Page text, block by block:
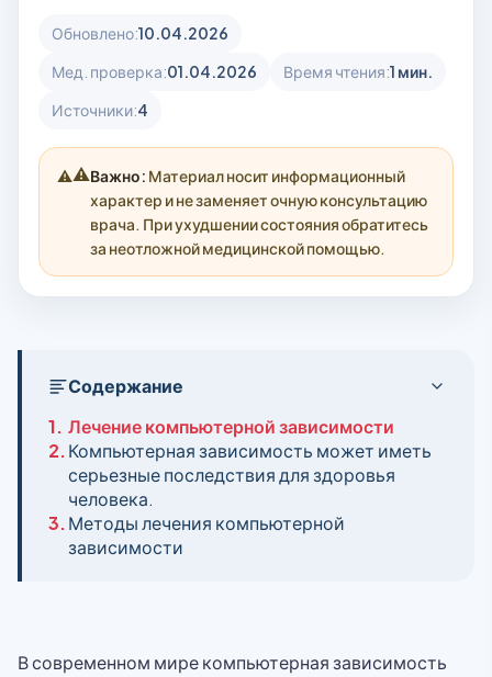
Обновлено:10.04.2026
Мед. проверка:01.04.2026 Время чтения:1 мин.
Источники:4
⚠️Важно: Материал носит информационный
характер и не заменяет очную консультацию
врача. При ухудшении состояния обратитесь
за неотложной медицинской помощью.
Содержание
1. Лечение компьютерной зависимости
2.Компьютерная зависимость может иметь
серьезные последствия для здоровья
человека.
3.Методы лечения компьютерной
зависимости
В современном мире компьютерная зависимость